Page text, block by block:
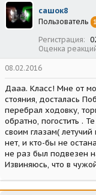
сашок8
Пользователь
Регистрация
Оценка
08.02.2016
Дааа. Класс! Мне от
стояния, досталась
перебрал ходовку,
обратно, погостить .
своим глазам(
нет, и кто-бы не
не раз был подвезен
Извиняюсь, что в